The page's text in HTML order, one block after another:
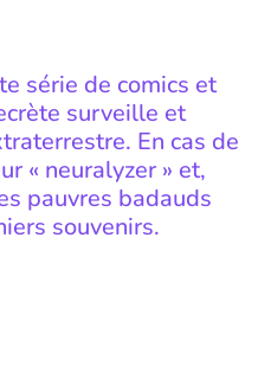
série de comics et
surveille et
En cas de
« neuralyzer » et,
pauvres badauds
souvenirs.